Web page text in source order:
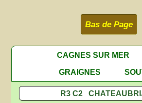
Bas de Page
CAGNES SUR MER
GRAIGNES
R3 C2